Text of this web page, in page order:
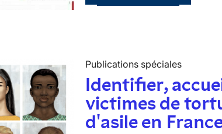
Publications spéciales
Identifier,
victimes de
d'asile en